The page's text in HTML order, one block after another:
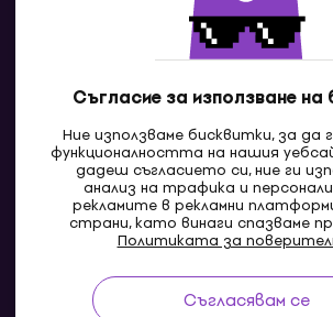
Съгласие за използване на
Ние използваме бисквитки, за да
функционалността на нашия
дадеш съгласието си, ние ги
анализ на трафика и
рекламите в рекламни
страни, като винаги спазваме
Политиката за
Съгласявам се
Контакти
MK